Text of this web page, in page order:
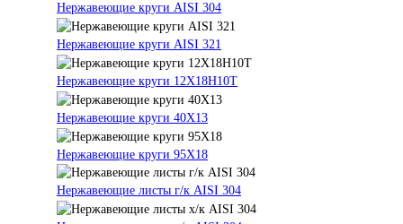
Нержавеющие круги AISI 304
Нержавеющие круги AISI 321
Нержавеющие круги 12Х18Н10Т
Нержавеющие круги 40Х13
Нержавеющие круги 95Х18
Нержавеющие листы г/к AISI 304